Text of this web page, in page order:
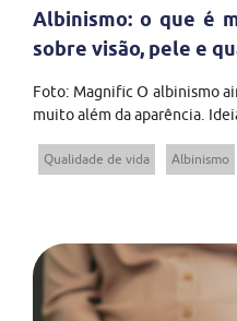
Albinismo: o que é
sobre visão, pele e
Foto: Magnific O albinismo
muito além da aparência.
Qualidade de vida Albinismo